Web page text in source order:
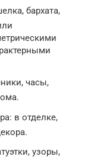
бархата,
часы,
в отделке,
узоры,